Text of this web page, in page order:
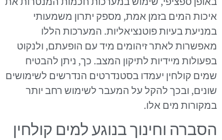
איכות המים בזמן אמת, מספק יתרון משמעותי
במניעת בעיות פוטנציאליות. המערכות הללו
מאפשרות לאתר זיהומים מיד עם הופעתם, ולנקוט
בפעולות מיידיות לתיקון המצב. כך, ניתן להבטיח
שמים קולחין יעמדו בסטנדרטים הנדרשים לשימושים
שונים, ובכך להקל על המעבר לשימוש רחב יותר
במקורות מים אלו.
הסברה וחינוך בנוגע למים קולחין